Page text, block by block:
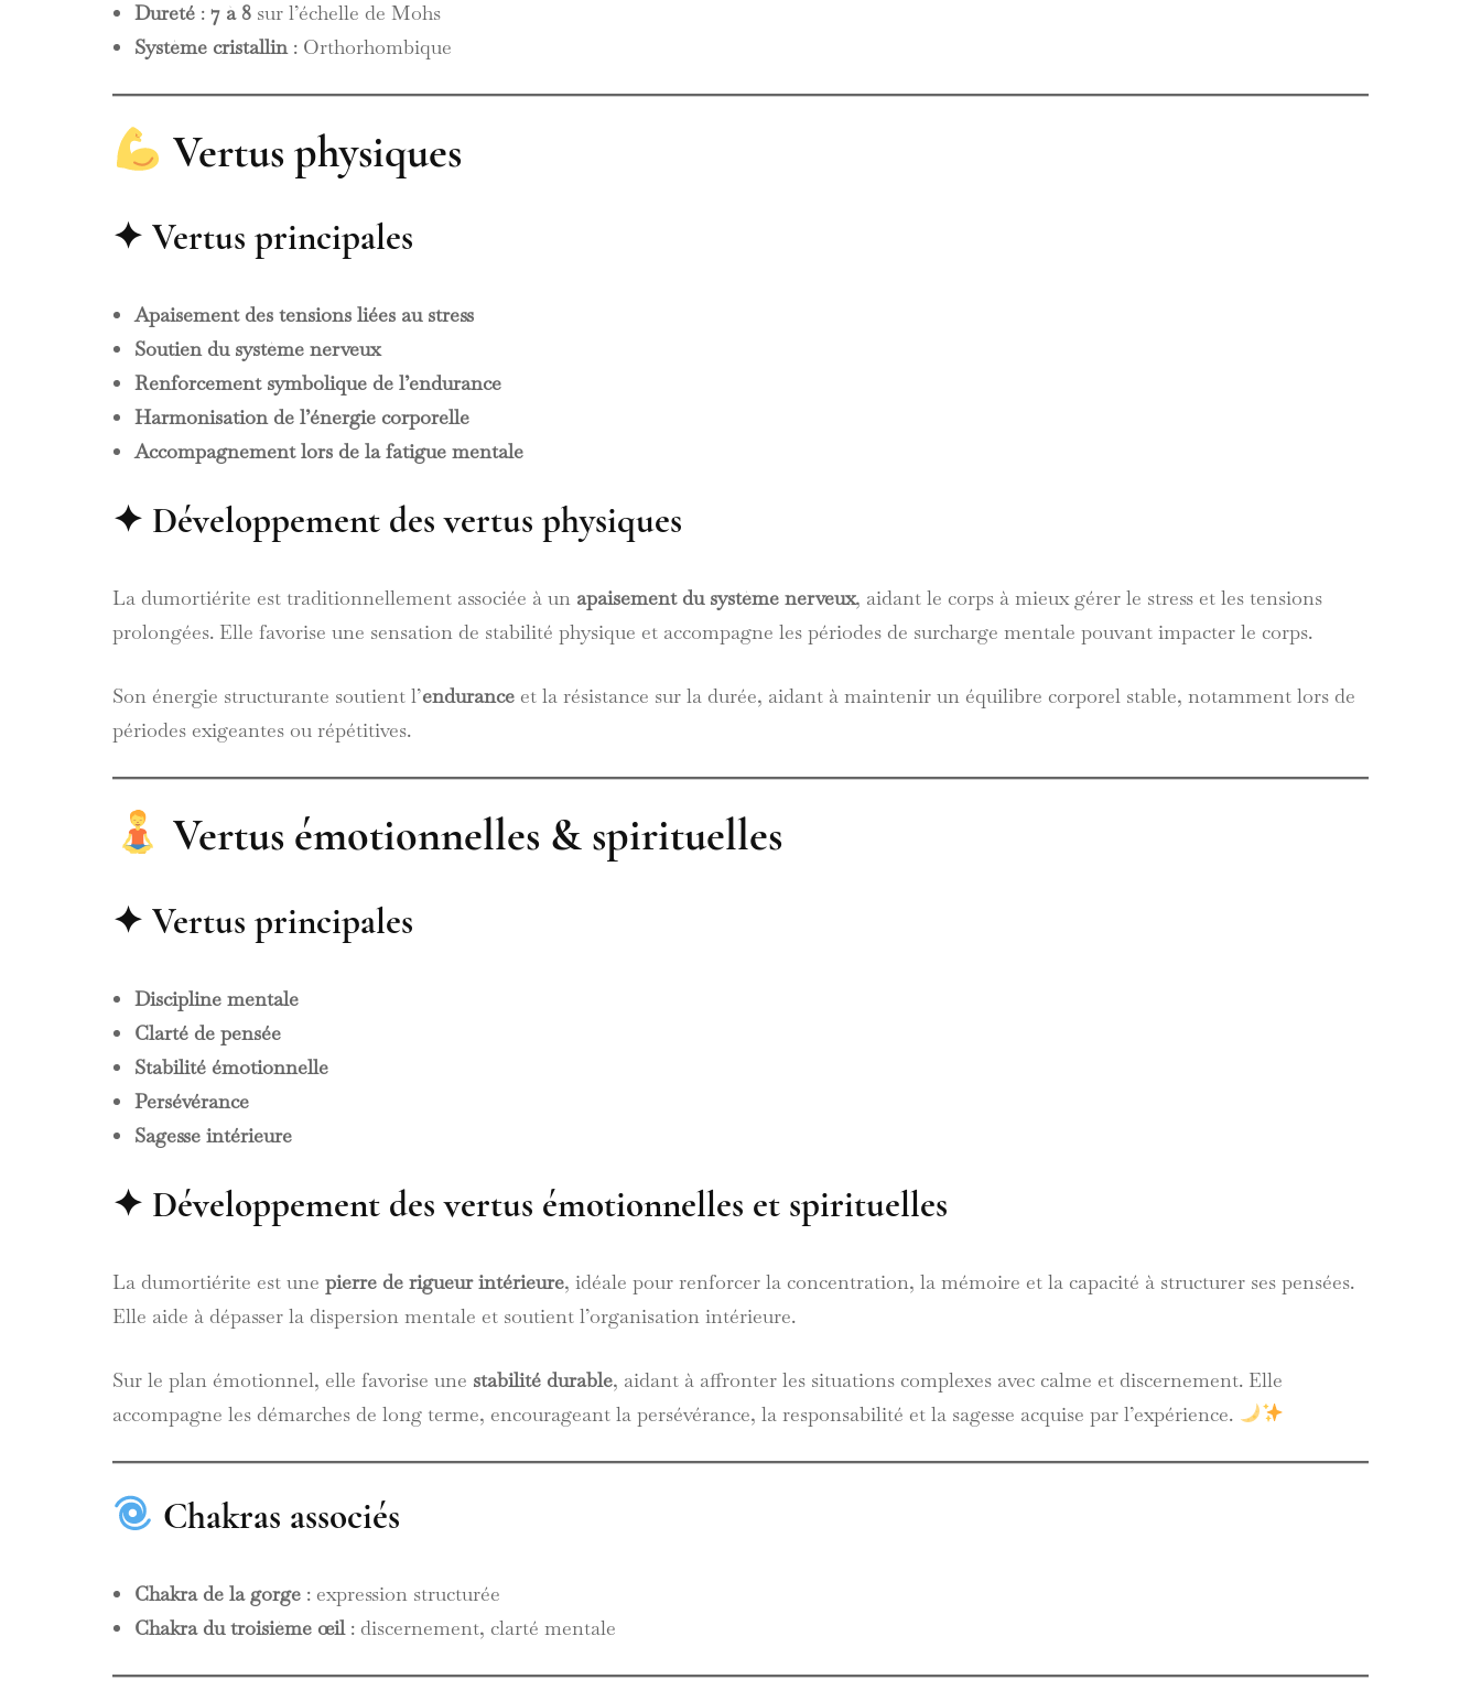
Dureté : 7 à 8 sur l’échelle de Mohs
Système cristallin: Orthorhombique
Vertus physiques
✦ Vertus principales
Apaisement des tensions liées au stress
Soutien du système nerveux
Renforcement symbolique de l’endurance
Harmonisation de l’énergie corporelle
Accompagnement lors de la fatigue mentale
✦ Développement des vertus physiques
La dumortiérite est traditionnellement associée à un apaisement du système nerveux, aidant le corps à mieux gérer le stress et les tensions
prolongées. Elle favorise une sensation de stabilité physique et accompagne les périodes de surcharge mentale pouvant impacter le corps.
Son énergie structurante soutient l’endurance et la résistance sur la durée, aidant à maintenir un équilibre corporel stable, notamment lors de
périodes exigeantes ou répétitives.
Vertus émotionnelles & spirituelles
✦ Vertus principales
Discipline mentale
Clarté de pensée
Stabilité émotionnelle
Persévérance
Sagesse intérieure
✦ Développement des vertus émotionnelles et spirituelles
La dumortiérite est une pierre de rigueur intérieure, idéale pour renforcer la concentration, la mémoire et la capacité à structurer ses pensées.
Elle aide à dépasser la dispersion mentale et soutient l’organisation intérieure.
Sur le plan émotionnel, elle favorise une stabilité durable, aidant à affronter les situations complexes avec calme et discernement. Elle
accompagne les démarches de long terme, encourageant la persévérance, la responsabilité et la sagesse acquise par l’expérience.
Chakras associés
Chakra de la gorge : expression structurée
Chakra du troisième œil : discernement, clarté mentale